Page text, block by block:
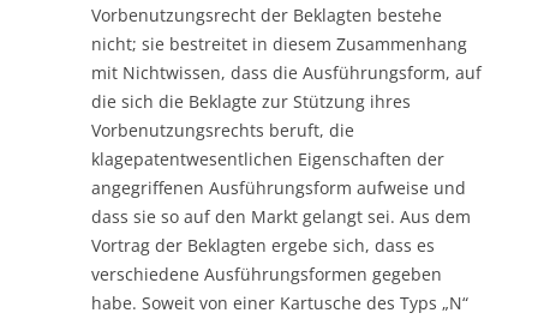
Vorbenutzungsrecht der Beklagten bestehe
nicht; sie bestreitet in diesem Zusammenhang
mit Nichtwissen, dass die Ausführungsform, auf
die sich die Beklagte zur Stützung ihres
Vorbenutzungsrechts beruft, die
klagepatentwesentlichen Eigenschaften der
angegriffenen Ausführungsform aufweise und
dass sie so auf den Markt gelangt sei. Aus dem
Vortrag der Beklagten ergebe sich, dass es
verschiedene Ausführungsformen gegeben
habe. Soweit von einer Kartusche des Typs „N“